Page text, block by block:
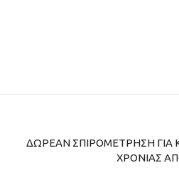
ΔΩΡΕΑΝ ΣΠΙΡΟΜΕΤΡΗΣΗ ΓΙΑ
ΧΡΟΝΙΑΣ